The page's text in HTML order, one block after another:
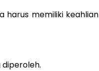
harus memiliki keahlian